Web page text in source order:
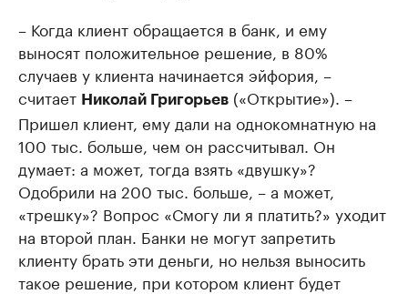
– Когда клиент обращается в банк, и ему
выносят положительное решение, в 80%
случаев у клиента начинается эйфория, –
считает Николай Григорьев («Открытие»). –
Пришел клиент, ему дали на однокомнатную на
100 тыс. больше, чем он рассчитывал. Он
думает: а может, тогда взять «двушку»?
Одобрили на 200 тыс. больше, – а может,
«трешку»? Вопрос «Смогу ли я платить?» уходит
на второй план. Банки не могут запретить
клиенту брать эти деньги, но нельзя выносить
такое решение, при котором клиент будет